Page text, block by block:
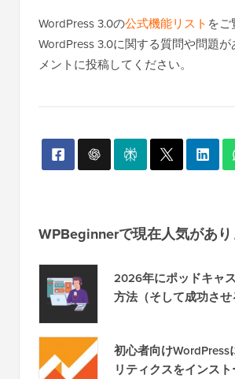
WordPress 3.0の公式機能リスト をご
WordPress 3.0に関する質問や問題
メントに投稿してください。
WPBeginnerで現在人気があ
2026年にポッドキャ
方法（そして成功させ
初心者向け
リティクスをインス